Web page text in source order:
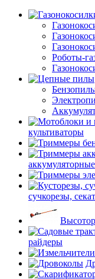
Роботы-
культиваторы
аккумуляторные
сучкорезы,
райдеры